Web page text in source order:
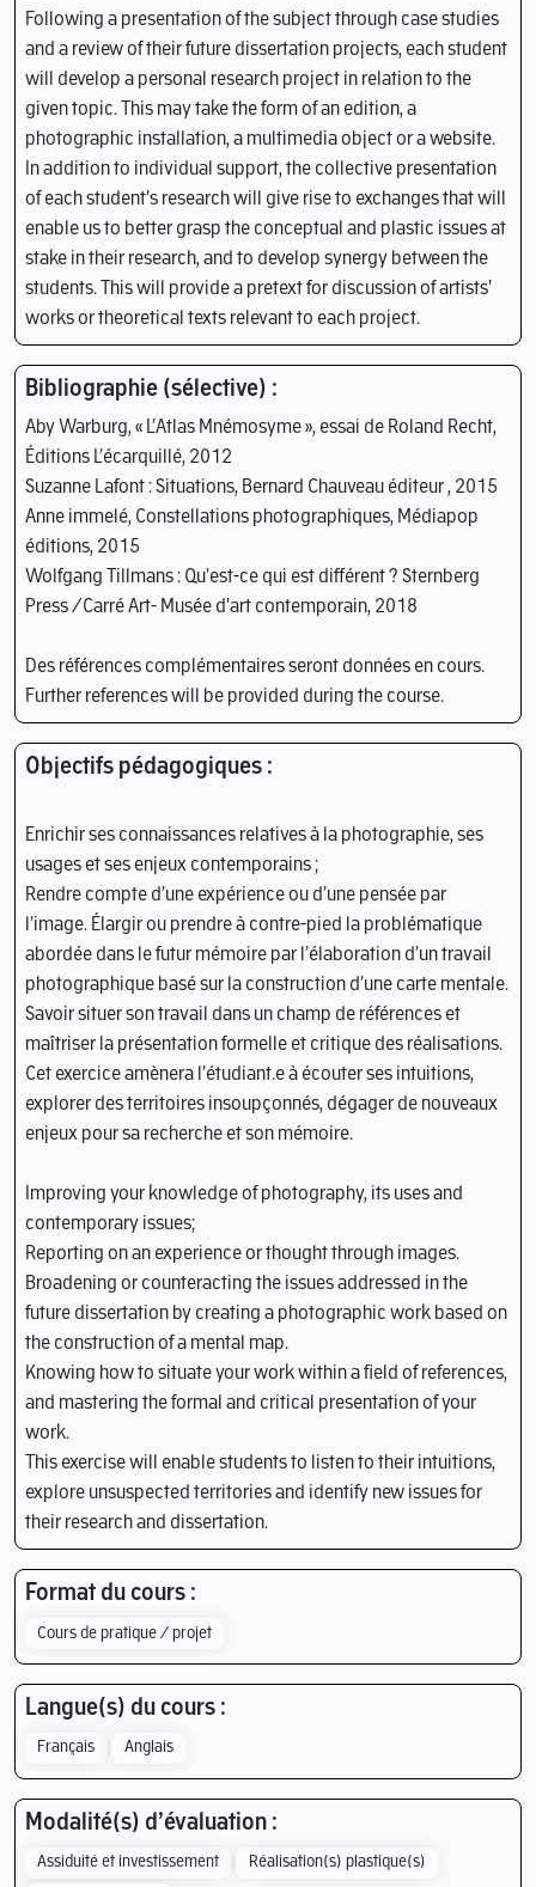
Following a presentation of the subject through case studies
and a review of their future dissertation projects, each student
will develop a personal research project in relation to the
given topic. This may take the form of an edition, a
photographic installation, a multimedia object or a website.
In addition to individual support, the collective presentation
of each student's research will give rise to exchanges that will
enable us to better grasp the conceptual and plastic issues at
stake in their research, and to develop synergy between the
students. This will provide a pretext for discussion of artists'
works or theoretical texts relevant to each project.
Bibliographie (sélective) :
Aby Warburg, « L’Atlas Mnémosyme », essai de Roland Recht,
Éditions L’écarquillé, 2012
Suzanne Lafont : Situations, Bernard Chauveau éditeur , 2015
Anne immelé, Constellations photographiques, Médiapop
éditions, 2015
Wolfgang Tillmans : Qu’est-ce qui est différent ? Sternberg
Press /Carré Art- Musée d'art contemporain, 2018
Des références complémentaires seront données en cours.
Further references will be provided during the course.
Objectifs pédagogiques :
Enrichir ses connaissances relatives à la photographie, ses
usages et ses enjeux contemporains ;
Rendre compte d’une expérience ou d’une pensée par
l’image. Élargir ou prendre à contre-pied la problématique
abordée dans le futur mémoire par l’élaboration d’un travail
photographique basé sur la construction d’une carte mentale.
Savoir situer son travail dans un champ de références et
maîtriser la présentation formelle et critique des réalisations.
Cet exercice amènera l’étudiant.e à écouter ses intuitions,
explorer des territoires insoupçonnés, dégager de nouveaux
enjeux pour sa recherche et son mémoire.
Improving your knowledge of photography, its uses and
contemporary issues;
Reporting on an experience or thought through images.
Broadening or counteracting the issues addressed in the
future dissertation by creating a photographic work based on
the construction of a mental map.
Knowing how to situate your work within a field of references,
and mastering the formal and critical presentation of your
work.
This exercise will enable students to listen to their intuitions,
explore unsuspected territories and identify new issues for
their research and dissertation.
Format du cours :
Cours de pratique / projet
Langue(s) du cours :
Français Anglais
Modalité(s) d’évaluation :
Assiduité et investissement Réalisation(s) plastique(s)